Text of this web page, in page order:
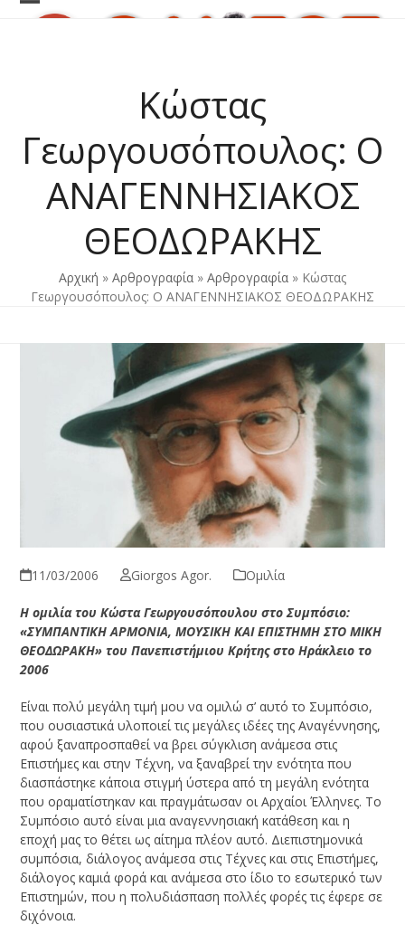
Skip
Open
Close
Κώστας
Γεωργουσόπουλος: Ο
ΑΝΑΓΕΝΝΗΣΙΑΚΟΣ
ΘΕΟΔΩΡΑΚΗΣ
Αρχική » Αρθρογραφία » Αρθρογραφία » Κώστας
Γεωργουσόπουλος: Ο ΑΝΑΓΕΝΝΗΣΙΑΚΟΣ ΘΕΟΔΩΡΑΚΗΣ
11/03/2006 Giorgos Agor. Ομιλία
Η ομιλία του Κώστα Γεωργουσόπουλου στο Συμπόσιο:
«ΣΥΜΠΑΝΤΙΚΗ ΑΡΜΟΝΙΑ, ΜΟΥΣΙΚΗ ΚΑΙ ΕΠΙΣΤΗΜΗ ΣΤΟ ΜΙΚΗ
ΘΕΟΔΩΡΑΚΗ» του Πανεπιστήμιου Κρήτης στο Ηράκλειο το
2006
Είναι πολύ μεγάλη τιμή μου να ομιλώ σ’ αυτό το Συμπόσιο,
που ουσιαστικά υλοποιεί τις μεγάλες ιδέες της Αναγέννησης,
αφού ξαναπροσπαθεί να βρει σύγκλιση ανάμεσα στις
Επιστήμες και στην Τέχνη, να ξαναβρεί την ενότητα που
διασπάστηκε κάποια στιγμή ύστερα από τη μεγάλη ενότητα
που οραματίστηκαν και πραγμάτωσαν οι Αρχαίοι Έλληνες. Το
Συμπόσιο αυτό είναι μια αναγεννησιακή κατάθεση και η
εποχή μας το θέτει ως αίτημα πλέον αυτό. Διεπιστημονικά
συμπόσια, διάλογος ανάμεσα στις Τέχνες και στις Επιστήμες,
διάλογος καμιά φορά και ανάμεσα στο ίδιο το εσωτερικό των
Επιστημών, που η πολυδιάσπαση πολλές φορές τις έφερε σε
διχόνοια.